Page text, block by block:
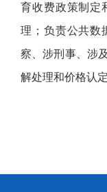
育收费政策制定
理；负责公共数
察、涉刑事、涉
解处理和价格认定